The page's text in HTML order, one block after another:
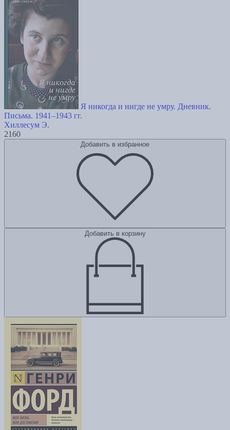
Я никогда и нигде не умру. Дневник.
Письма. 1941–1943 гг.
Хиллесум Э.
2160
Добавить в избранное
Добавить в корзину